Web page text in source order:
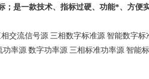
；是一款技术、指标过硬、功能*、方便
交流信号源 三相数字标准源 智能数字
率源 数字功率源 三相标准功率源 智能